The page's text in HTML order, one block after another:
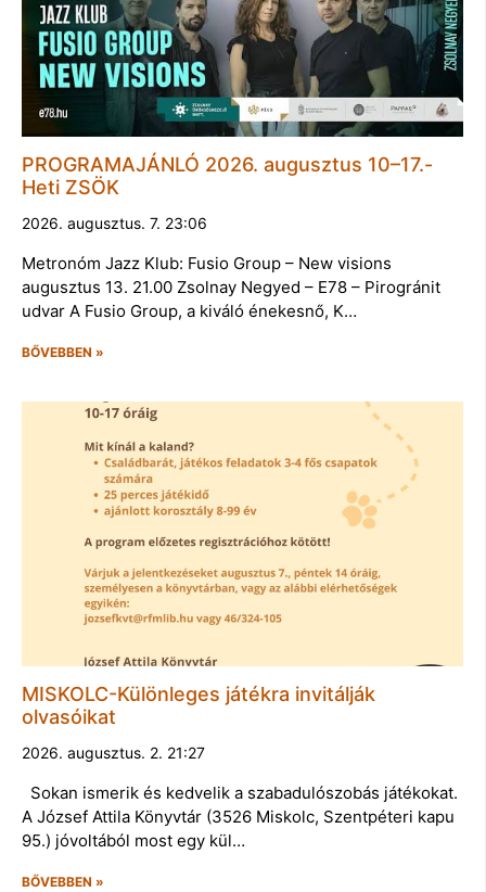
PROGRAMAJÁNLÓ 2026. augusztus 10–17.-
Heti ZSÖK
2026. augusztus. 7. 23:06
Metronóm Jazz Klub: Fusio Group – New visions
augusztus 13. 21.00 Zsolnay Negyed – E78 – Pirogránit
udvar A Fusio Group, a kiváló énekesnő, K…
BŐVEBBEN »
MISKOLC-Különleges játékra invitálják
olvasóikat
2026. augusztus. 2. 21:27
Sokan ismerik és kedvelik a szabadulószobás játékokat.
A József Attila Könyvtár (3526 Miskolc, Szentpéteri kapu
95.) jóvoltából most egy kül…
BŐVEBBEN »